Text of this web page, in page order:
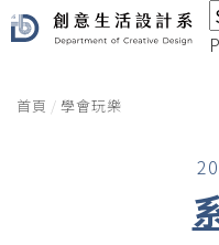
首頁 學會玩樂